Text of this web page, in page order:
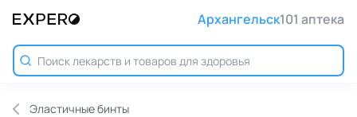
Архангельск101 аптека
Эластичные бинты